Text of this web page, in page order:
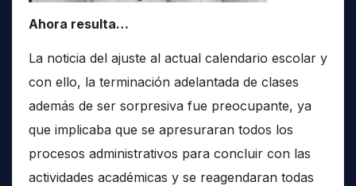
Ahora resulta…
La noticia del ajuste al actual calendario escolar y
con ello, la terminación adelantada de clases
además de ser sorpresiva fue preocupante, ya
que implicaba que se apresuraran todos los
procesos administrativos para concluir con las
actividades académicas y se reagendaran todas